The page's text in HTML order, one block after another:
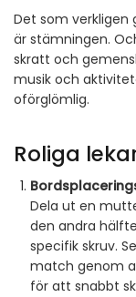
Det som verkligen
är stämningen.
skratt och
musik och
oförglömlig.
Roliga
Dela ut en
den andra
specifik skruv.
match genom
för att snabbt